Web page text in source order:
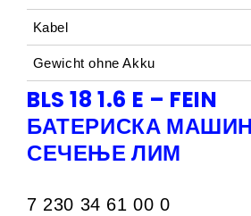
Kabel
Gewicht ohne Akku
BLS 18 1.6 E – FEIN
БАТЕРИСКА
СЕЧЕЊЕ ЛИМ
7 230 34 61 00 0